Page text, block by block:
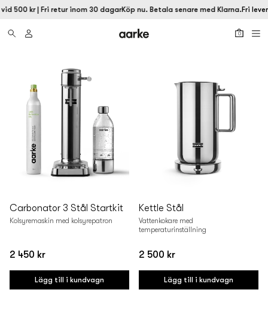
500 kr | Fri retur inom 30 dagarKöp nu. Betala senare med Klarna.Fri
0
Carbonator 3 Stål Startkit
Kolsyremaskin med kolsyrepatron
Vanligt
pris
2 450 kr
Lägg till i kundvagn
Kettle Stål
Vattenkokare med
temperaturinställning
Vanligt
pris
2 500 kr
Lägg till i kundvagn